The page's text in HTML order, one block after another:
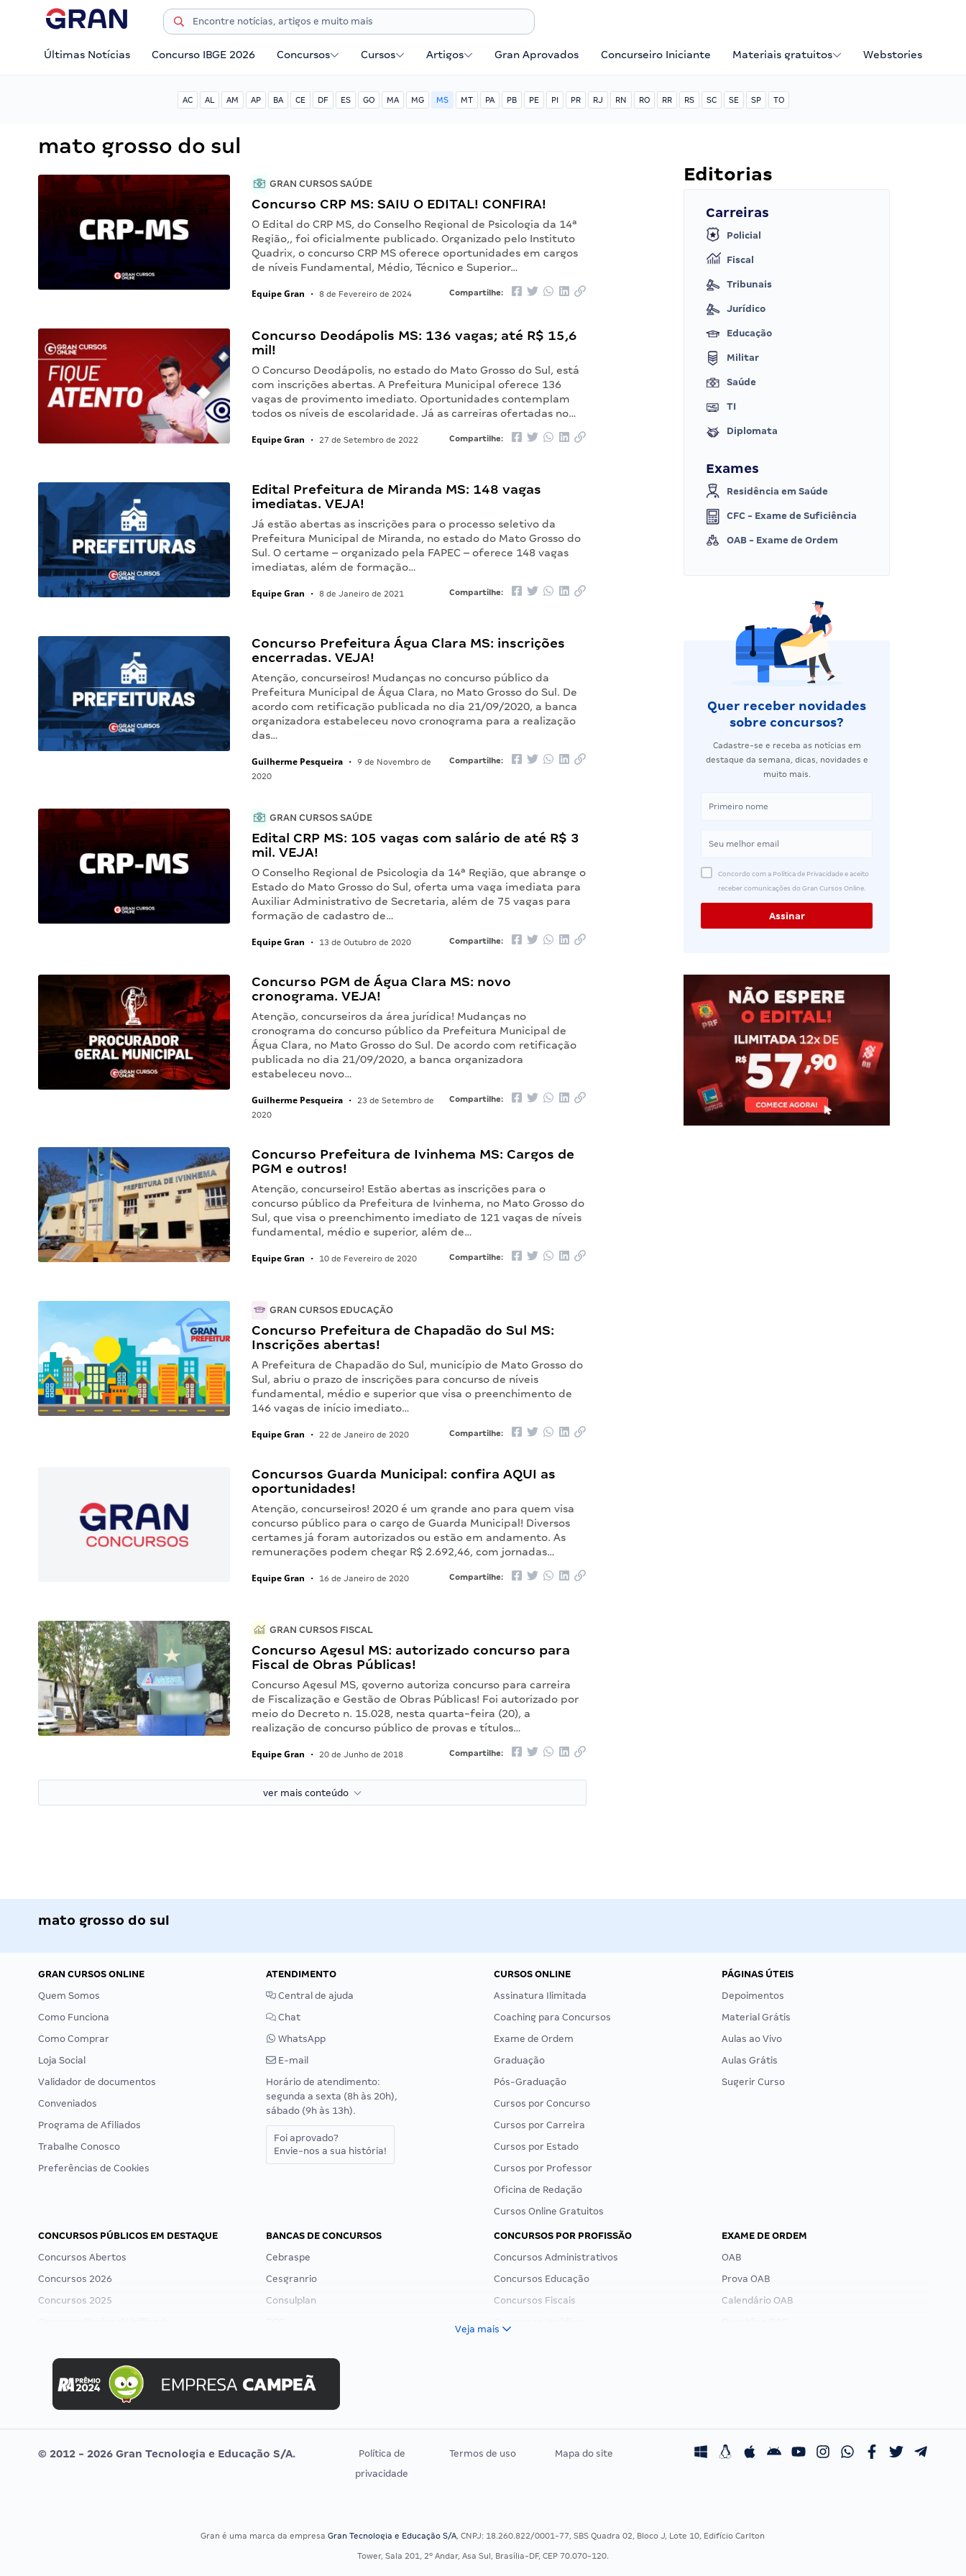
Últimas Notícias Concurso IBGE 2026 Concursos Cursos Artigos Gran Aprovados Concurseiro Iniciante Materiais gratuitos Webstories
AC AL AM AP BA CE DF ES GO MA MG MS MT PA PB PE PI PR RJ RN RO RR RS SC SE SP TO
mato grosso do sul
GRAN CURSOS SAÚDE
Concurso CRP MS: SAIU O EDITAL! CONFIRA!
O Edital do CRP MS, do Conselho Regional de Psicologia da 14ª
Região,, foi oficialmente publicado. Organizado pelo Instituto
Quadrix, o concurso CRP MS oferece oportunidades em cargos
de níveis Fundamental, Médio, Técnico e Superior…
Equipe Gran • 8 de Fevereiro de 2024 Compartilhe:
Concurso Deodápolis MS: 136 vagas; até R$ 15,6
mil!
O Concurso Deodápolis, no estado do Mato Grosso do Sul, está
com inscrições abertas. A Prefeitura Municipal oferece 136
vagas de provimento imediato. Oportunidades contemplam
todos os níveis de escolaridade. Já as carreiras ofertadas no…
Equipe Gran • 27 de Setembro de 2022 Compartilhe:
Edital Prefeitura de Miranda MS: 148 vagas
imediatas. VEJA!
Já estão abertas as inscrições para o processo seletivo da
Prefeitura Municipal de Miranda, no estado do Mato Grosso do
Sul. O certame – organizado pela FAPEC – oferece 148 vagas
imediatas, além de formação…
Equipe Gran • 8 de Janeiro de 2021 Compartilhe:
Concurso Prefeitura Água Clara MS: inscrições
encerradas. VEJA!
Atenção, concurseiros! Mudanças no concurso público da
Prefeitura Municipal de Água Clara, no Mato Grosso do Sul. De
acordo com retificação publicada no dia 21/09/2020, a banca
organizadora estabeleceu novo cronograma para a realização
das…
Guilherme Pesqueira •
9 de Novembro de
2020
Compartilhe:
GRAN CURSOS SAÚDE
Edital CRP MS: 105 vagas com salário de até R$ 3
mil. VEJA!
O Conselho Regional de Psicologia da 14ª Região, que abrange o
Estado do Mato Grosso do Sul, oferta uma vaga imediata para
Auxiliar Administrativo de Secretaria, além de 75 vagas para
formação de cadastro de…
Equipe Gran • 13 de Outubro de 2020 Compartilhe:
Concurso PGM de Água Clara MS: novo
cronograma. VEJA!
Atenção, concurseiros da área jurídica! Mudanças no
cronograma do concurso público da Prefeitura Municipal de
Água Clara, no Mato Grosso do Sul. De acordo com retificação
publicada no dia 21/09/2020, a banca organizadora
estabeleceu novo…
Guilherme Pesqueira •
23 de Setembro de
2020
Compartilhe:
Concurso Prefeitura de Ivinhema MS: Cargos de
PGM e outros!
Atenção, concurseiro! Estão abertas as inscrições para o
concurso público da Prefeitura de Ivinhema, no Mato Grosso do
Sul, que visa o preenchimento imediato de 121 vagas de níveis
fundamental, médio e superior, além de…
Equipe Gran • 10 de Fevereiro de 2020 Compartilhe:
GRAN CURSOS EDUCAÇÃO
Concurso Prefeitura de Chapadão do Sul MS:
Inscrições abertas!
A Prefeitura de Chapadão do Sul, município de Mato Grosso do
Sul, abriu o prazo de inscrições para concurso de níveis
fundamental, médio e superior que visa o preenchimento de
146 vagas de início imediato…
Equipe Gran • 22 de Janeiro de 2020 Compartilhe:
Concursos Guarda Municipal: confira AQUI as
oportunidades!
Atenção, concurseiros! 2020 é um grande ano para quem visa
concurso público para o cargo de Guarda Municipal! Diversos
certames já foram autorizados ou estão em andamento. As
remunerações podem chegar R$ 2.692,46, com jornadas…
Equipe Gran • 16 de Janeiro de 2020 Compartilhe:
GRAN CURSOS FISCAL
Concurso Agesul MS: autorizado concurso para
Fiscal de Obras Públicas!
Concurso Agesul MS, governo autoriza concurso para carreira
de Fiscalização e Gestão de Obras Públicas! Foi autorizado por
meio do Decreto n. 15.028, nesta quarta-feira (20), a
realização de concurso público de provas e títulos…
Equipe Gran • 20 de Junho de 2018 Compartilhe:
ver mais conteúdo
Editorias
Carreiras
Policial
Fiscal
Tribunais
Jurídico
Educação
Militar
Saúde
TI
Diplomata
Exames
Residência em Saúde
CFC - Exame de Suficiência
OAB - Exame de Ordem
Quer receber novidades
sobre concursos?
Cadastre-se e receba as notícias em
destaque da semana, dicas, novidades e
muito mais.
Concordo com a Política de Privacidade e aceito
receber comunicações do Gran Cursos Online.
mato grosso do sul
GRAN CURSOS ONLINE
Quem Somos
Como Funciona
Como Comprar
Loja Social
Validador de documentos
Conveniados
Programa de Afiliados
Trabalhe Conosco
Preferências de Cookies
ATENDIMENTO
Central de ajuda
Chat
WhatsApp
E-mail
Horário de atendimento:
segunda a sexta (8h às 20h),
sábado (9h às 13h).
Foi aprovado?
Envie-nos a sua história!
CURSOS ONLINE
Assinatura Ilimitada
Coaching para Concursos
Exame de Ordem
Graduação
Pós-Graduação
Cursos por Concurso
Cursos por Carreira
Cursos por Estado
Cursos por Professor
Oficina de Redação
Cursos Online Gratuitos
PÁGINAS ÚTEIS
Depoimentos
Material Grátis
Aulas ao Vivo
Aulas Grátis
Sugerir Curso
CONCURSOS PÚBLICOS EM DESTAQUE
Concursos Abertos
Concursos 2026
Concursos 2025
Concurso MPU
Editais publicados
BANCAS DE CONCURSOS
Cebraspe
Cesgranrio
Consulplan
Selecon
Uniase
Vunesp
CONCURSOS POR PROFISSÃO
Concursos Administrativos
Concursos Educação
Concursos Fiscais
Residência Multiprofissional
EXAME DE ORDEM
OAB
Prova OAB
Calendário OAB
Veja mais
© 2012 - 2026 Gran Tecnologia e Educação S/A.
Política de
privacidade
Termos de uso Mapa do site
Gran é uma marca da empresaGran Tecnologia e Educação S/A, CNPJ: 18.260.822/0001-77, SBS Quadra 02, Bloco J, Lote 10, Edifício Carlton
Tower, Sala 201, 2º Andar, Asa Sul, Brasília-DF, CEP 70.070-120.